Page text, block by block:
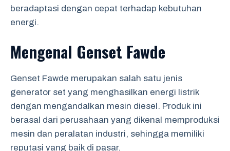
beradaptasi dengan cepat terhadap kebutuhan
energi.
Mengenal Genset Fawde
Genset Fawde merupakan salah satu jenis
generator set yang menghasilkan energi listrik
dengan mengandalkan mesin diesel. Produk ini
berasal dari perusahaan yang dikenal memproduksi
mesin dan peralatan industri, sehingga memiliki
reputasi yang baik di pasar.